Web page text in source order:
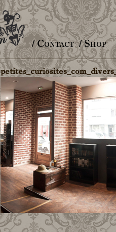
Main menu
/ Contact / Shop